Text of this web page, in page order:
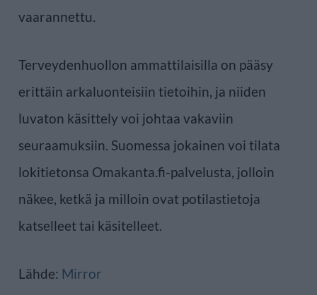
vaarannettu.
Terveydenhuollon ammattilaisilla on pääsy
erittäin arkaluonteisiin tietoihin, ja niiden
luvaton käsittely voi johtaa vakaviin
seuraamuksiin. Suomessa jokainen voi tilata
lokitietonsa Omakanta.fi-palvelusta, jolloin
näkee, ketkä ja milloin ovat potilastietoja
katselleet tai käsitelleet.
Lähde: Mirror